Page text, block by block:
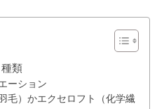
類
ーション
毛）かエクセロフト（化学繊